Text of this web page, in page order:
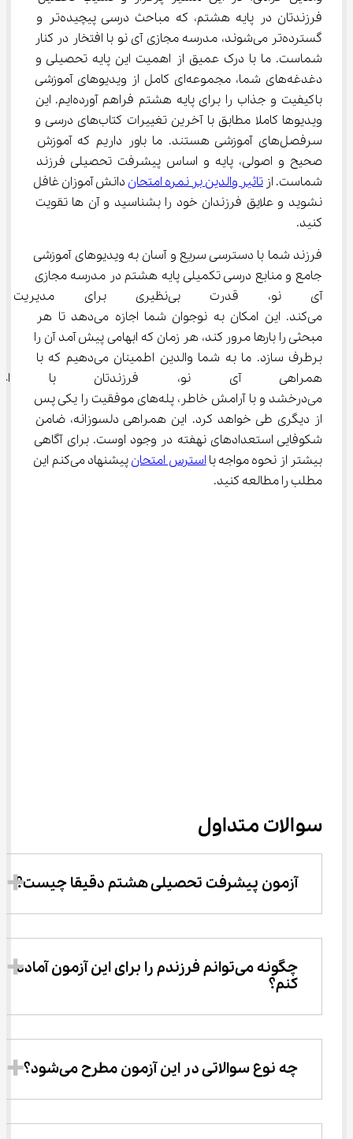
فرزندتان در پایه هشتم، که مباحث درسی پیچیده‌تر و
گسترده‌تر می‌شوند، مدرسه مجازی آی نو با افتخار در کنار
شماست. ما با درک عمیق از اهمیت این پایه تحصیلی و
دغدغه‌های شما، مجموعه‌ای کامل از ویدیوهای آموزشی
باکیفیت و جذاب را برای پایه هشتم فراهم آورده‌ایم. این
ویدیوها کاملا مطابق با آخرین تغییرات کتاب‌های درسی و
سرفصل‌های آموزشی هستند. ما باور داریم که آموزش
صحیح و اصولی، پایه و اساس پیشرفت تحصیلی فرزند
شماست. از تاثیر والدین بر نمره امتحان دانش آموزان غافل
نشوید و علایق فرزندان خود را بشناسید و آن ها تقویت
کنید.
فرزند شما با دسترسی سریع و آسان به ویدیوهای آموزشی
جامع و منابع درسی تکمیلی پایه هشتم در مدرسه مجازی
آی نو، قدرت بی‌نظیری
می‌کند. این امکان به نوجوان شما اجازه می‌دهد تا هر
مبحثی را بارها مرور کند، هر زمان که ابهامی پیش آمد آن را
برطرف سازد. ما به شما والدین اطمینان می‌دهیم که با
همراهی آی نو، فرزندتان با
می‌درخشد و با آرامش خاطر، پله‌های موفقیت را یکی پس
از دیگری طی خواهد کرد. این همراهی دلسوزانه، ضامن
شکوفایی استعدادهای نهفته در وجود اوست. برای آگاهی
بیشتر از نحوه مواجه با استرس امتحان
پیشنهاد می‌کنم این
مطلب را مطالعه کنید.
سوالات متداول
آزمون پیشرفت تحصیلی هشتم دقیقا چیست؟
چگونه می‌توانم فرزندم را برای این آزمون آماده
کنم؟
چه نوع سوالاتی در این آزمون مطرح می‌شود؟